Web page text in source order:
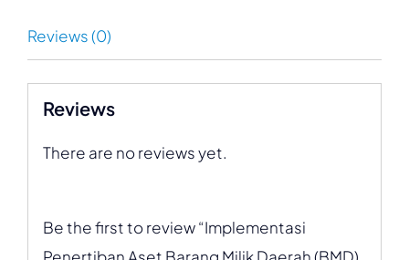
Reviews (0)
Reviews
There are no reviews yet.
Be the first to review “Implementasi